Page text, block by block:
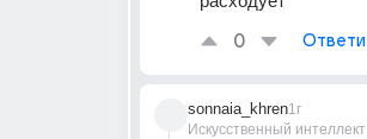
0
sonnaia_khren
Искусственный интеллект
1г